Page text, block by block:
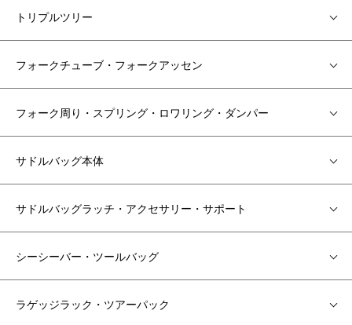
トリプルツリー
フォークチューブ・フォークアッセン
フォーク周り・スプリング・ロワリング・ダンパー
サドルバッグ本体
サドルバッグラッチ・アクセサリー・サポート
シーシーバー・ツールバッグ
ラゲッジラック・ツアーパック